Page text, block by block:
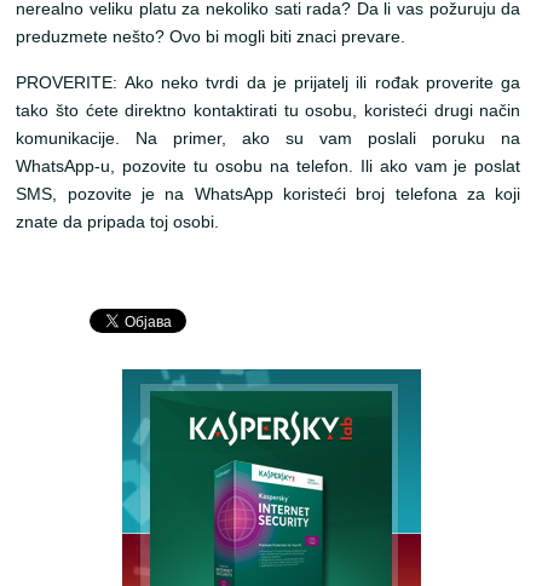
nerealno veliku platu za nekoliko sati rada? Da li vas požuruju da
preduzmete nešto? Ovo bi mogli biti znaci prevare.
PROVERITE: Ako neko tvrdi da je prijatelj ili rođak proverite ga
tako što ćete direktno kontaktirati tu osobu, koristeći drugi način
komunikacije. Na primer, ako su vam poslali poruku na
WhatsApp-u, pozovite tu osobu na telefon. Ili ako vam je poslat
SMS, pozovite je na WhatsApp koristeći broj telefona za koji
znate da pripada toj osobi.